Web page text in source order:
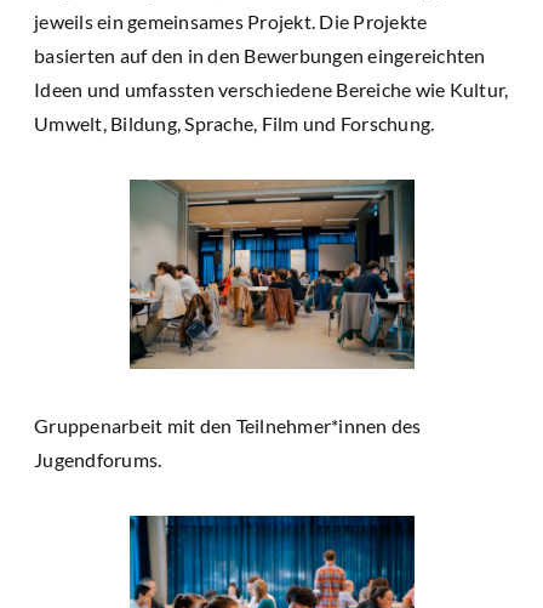
jeweils ein gemeinsames Projekt. Die Projekte
basierten auf den in den Bewerbungen eingereichten
Ideen und umfassten verschiedene Bereiche wie Kultur,
Umwelt, Bildung, Sprache, Film und Forschung.
Gruppenarbeit mit den Teilnehmer*innen des
Jugendforums.